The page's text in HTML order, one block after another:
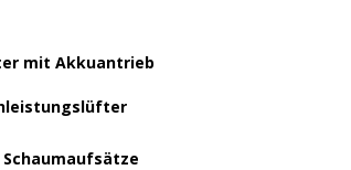
mit Akkuantrieb